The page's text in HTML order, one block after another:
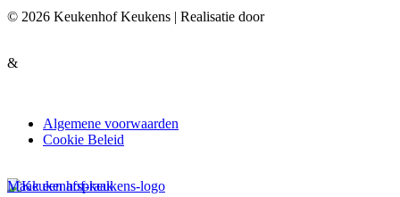
© 2026 Keukenhof Keukens | Realisatie door
&
Algemene voorwaarden
Cookie Beleid
Maak een afspraak